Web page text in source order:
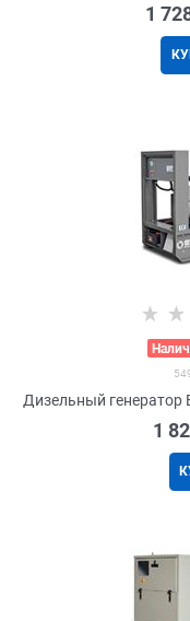
1
Дизельный генератор
1